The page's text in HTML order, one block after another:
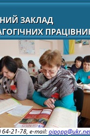
ЗАКЛАД
64-21-78, e-mail: